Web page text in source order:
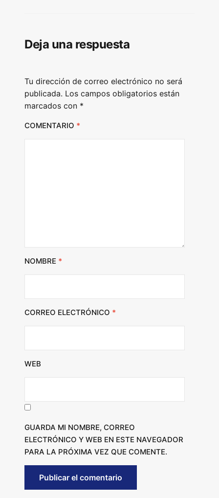
a
r
Deja una respuesta
Tu dirección de correo electrónico no será
publicada. Los campos obligatorios están
marcados con *
COMENTARIO *
NOMBRE *
CORREO ELECTRÓNICO *
WEB
GUARDA MI NOMBRE, CORREO
ELECTRÓNICO Y WEB EN ESTE NAVEGADOR
PARA LA PRÓXIMA VEZ QUE COMENTE.